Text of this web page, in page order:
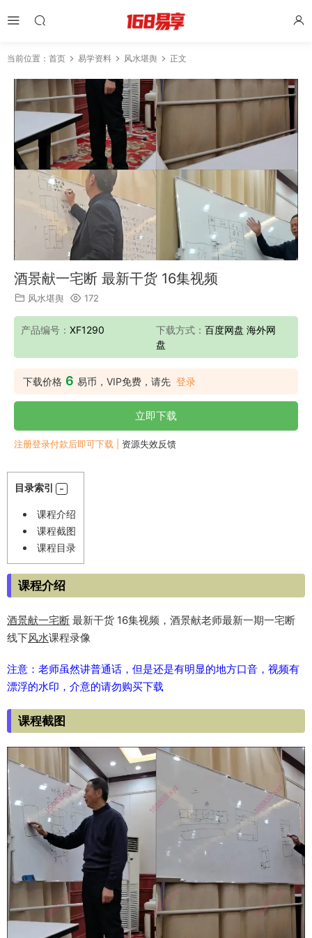
当前位置： 首页 易学资料 风水堪舆 正文
酒景献一宅断 最新干货 16集视频
风水堪舆 172
产品编号： XF1290 下载方式： 百度网盘 海外网
盘
下载价格 6 易币，VIP免费，请先 登录
立即下载
注册登录付款后即可下载 | 资源失效反馈
目录索引
课程介绍
课程截图
课程目录
课程介绍
酒景献一宅断 最新干货 16集视频，酒景献老师最新一期一宅断
线下风水课程录像
注意：老师虽然讲普通话，但是还是有明显的地方口音，视频有
漂浮的水印，介意的请勿购买下载
课程截图